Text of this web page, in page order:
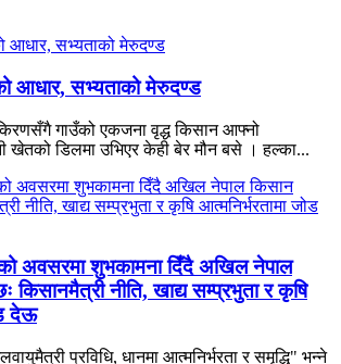
आधार, सभ्यताको मेरुदण्ड
किरणसँगै गाउँको एकजना वृद्ध किसान आफ्नो
खेतको डिलमा उभिएर केही बेर मौन बसे । हल्का...
अवसरमा शुभकामना दिँदै अखिल नेपाल
किसानमैत्री नीति, खाद्य सम्प्रभुता र कृषि
देऊ
प्रविधि, धानमा आत्मनिर्भरता र समृद्धि" भन्ने